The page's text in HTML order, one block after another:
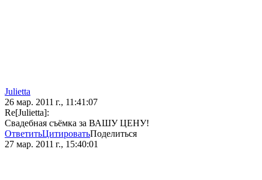
Julietta
26 мар. 2011 г., 11:41:07
Re[Julietta]:
Свадебная съёмка за ВАШУ ЦЕНУ!
ОтветитьЦитироватьПоделиться
27 мар. 2011 г., 15:40:01